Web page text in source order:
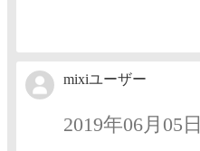
mixiユーザー
2019年06月05日